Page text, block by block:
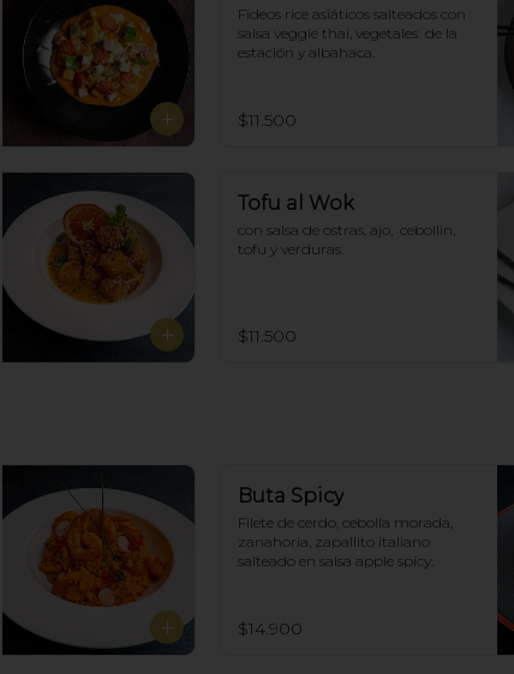
Fideos rice asiáticos salteados con
salsa veggie thai, vegetales  de la
estación y albahaca.
$11.500
Tofu al Wok
con salsa de ostras, ajo,  cebollin,
tofu y verduras.
$11.500
Buta Spicy
Filete de cerdo, cebolla morada,
zanahoria, zapallito italiano
salteado en salsa apple spicy.
$14.900